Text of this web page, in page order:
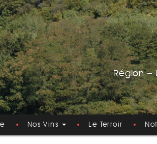
Région –
Nos Vins Le Terroir